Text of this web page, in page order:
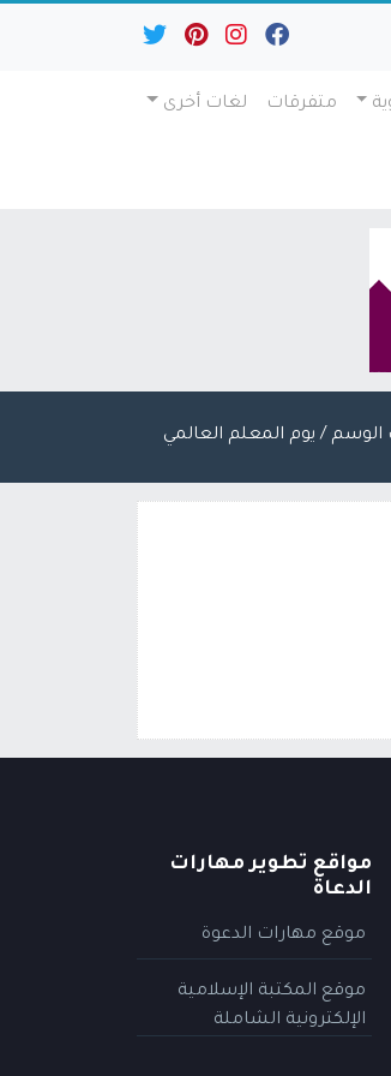
متفرقات لغات أخرى
/ يوم المعلم العالمي
مواقع تطوير مهارات
الدعاة
موقع مهارات الدعوة
موقع المكتبة الإسلامية
الإلكترونية الشاملة